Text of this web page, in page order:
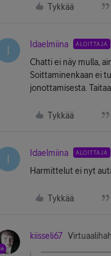
Tykkää
I Idaelmiina ALOITTAJA
Chatti ei näy mulla,
Soittaminenkaan ei
jonottamisesta.
Tykkää
I Idaelmiina ALOITTAJA
Harmittelut ei nyt
Tykkää
kiisseli67